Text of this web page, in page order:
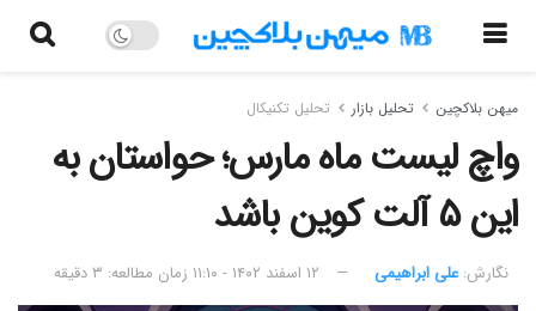
میهن بلاکچین تحلیل بازار تحلیل تکنیکال
واچ لیست ماه مارس؛ حواستان به
این ۵ آلت کوین باشد
نگارش:‌ علی ابراهیمی ۱۲ اسفند ۱۴۰۲ - ۱۱:۱۰ زمان مطالعه: ۳ دقیقه